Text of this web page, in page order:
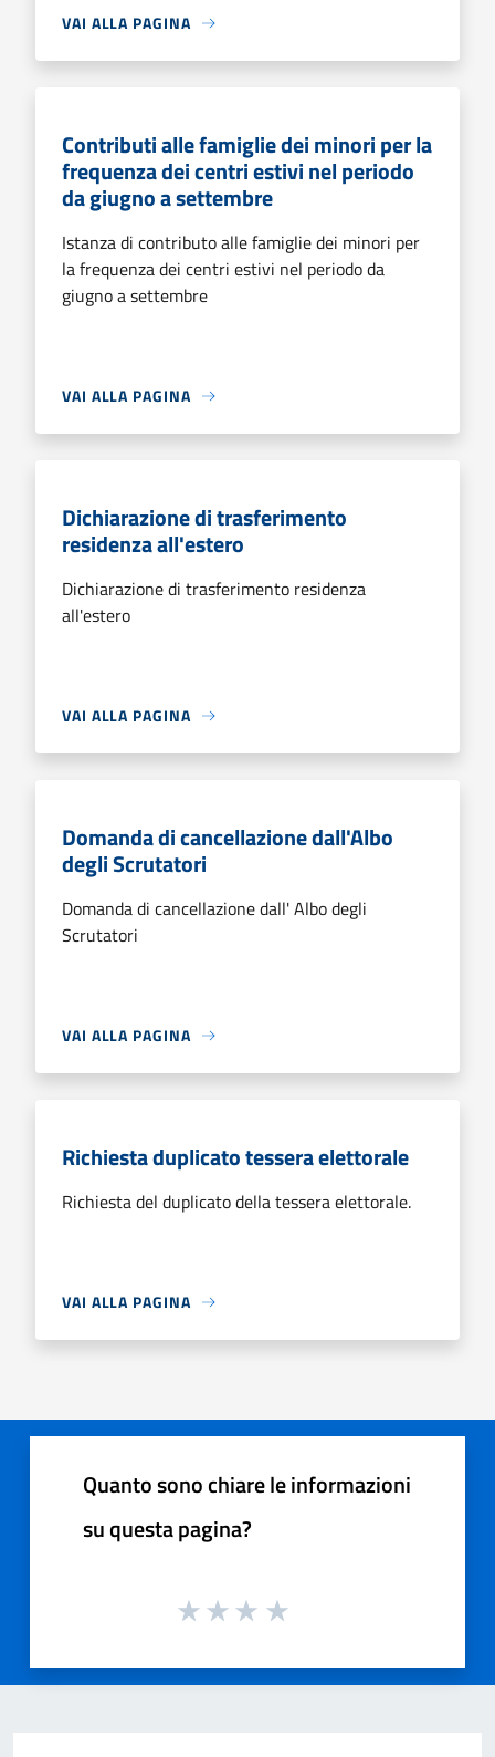
VAI ALLA PAGINA
Contributi alle famiglie dei minori per la
frequenza dei centri estivi nel periodo
da giugno a settembre
Istanza di contributo alle famiglie dei minori per
la frequenza dei centri estivi nel periodo da
giugno a settembre
VAI ALLA PAGINA
Dichiarazione di trasferimento
residenza all'estero
Dichiarazione di trasferimento residenza
all'estero
VAI ALLA PAGINA
Domanda di cancellazione dall'Albo
degli Scrutatori
Domanda di cancellazione dall' Albo degli
Scrutatori
VAI ALLA PAGINA
Richiesta duplicato tessera elettorale
Richiesta del duplicato della tessera elettorale.
VAI ALLA PAGINA
Quanto sono chiare le informazioni
su questa pagina?